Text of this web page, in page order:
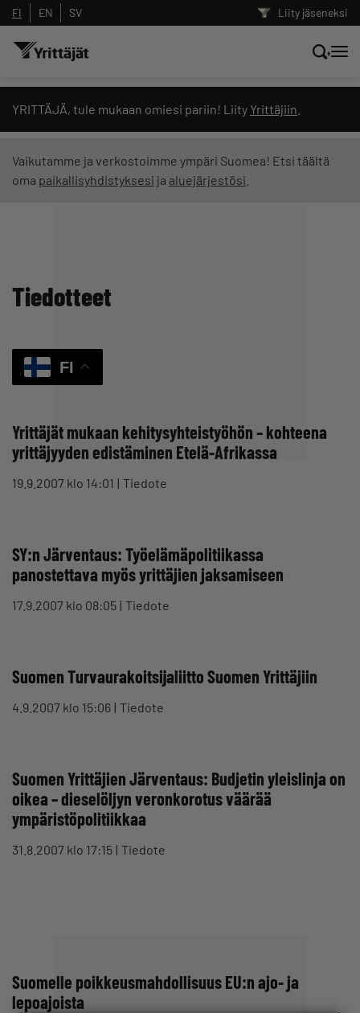
Liity jäseneksi
FI EN SV
YRITTÄJÄ, tule mukaan omiesi pariin! Liity Yrittäjiin
Vaikutamme ja verkostoimme ympäri Suomea! Etsi täältä
oma paikallisyhdistyksesi ja aluejärjestösi
Tiedotteet
FI
Yrittäjät mukaan kehitysyhteistyöhön – kohteena
yrittäjyyden edistäminen Etelä-Afrikassa
19.9.2007 klo 14:01 Tiedote
SY:n Järventaus: Työelämäpolitiikassa
panostettava myös yrittäjien jaksamiseen
17.9.2007 klo 08:05 Tiedote
Suomen Turvaurakoitsijaliitto Suomen Yrittäjiin
4.9.2007 klo 15:06 Tiedote
Suomen Yrittäjien Järventaus: Budjetin yleislinja on
oikea – dieselöljyn veronkorotus väärää
ympäristöpolitiikkaa
31.8.2007 klo 17:15 Tiedote
Suomelle poikkeusmahdollisuus EU:n ajo- ja
lepoajoista
Hae sivustolta tai kysy suoraan
Yrittäjien tekoälyltä